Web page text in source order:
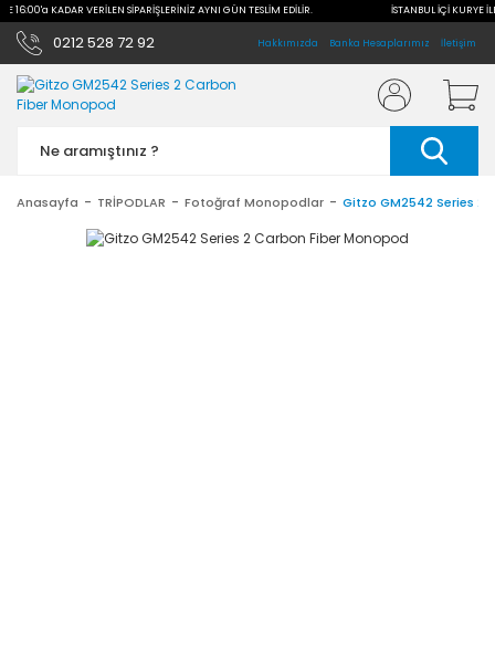
16:00'a KADAR VERİLEN SİPARİŞLERİNİZ AYNI GÜN TESLİM EDİLİR. İSTANBUL İÇİ KURYE
0212 528 72 92 Hakkımızda Banka Hesaplarımız İletişim
Anasayfa TRİPODLAR Fotoğraf Monopodlar Gitzo GM2542 Series 2